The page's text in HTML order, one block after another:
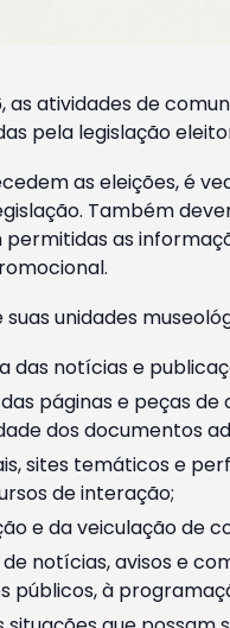
as atividades de
pela legislação
as eleições, é
Também
as
unidades
notícias e
páginas e peças
dos documentos
sites temáticos e
de interação;
e da veiculação de
notícias, avisos e
públicos, à